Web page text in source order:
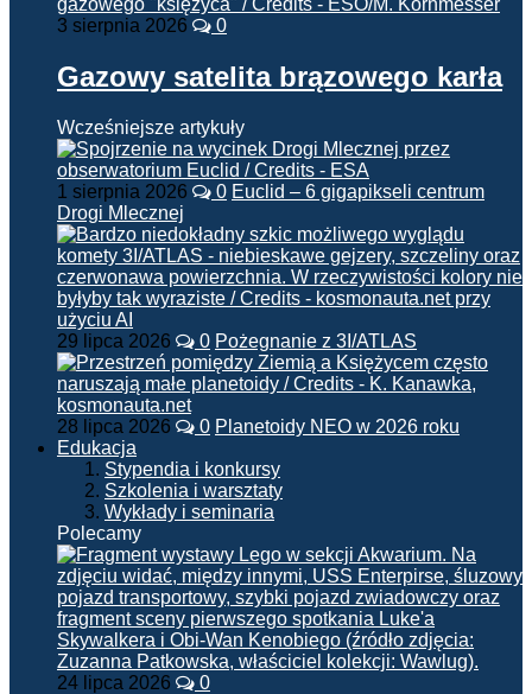
3 sierpnia 2026 0
Gazowy satelita brązowego karła
Wcześniejsze artykuły
1 sierpnia 2026 0 Euclid – 6 gigapikseli centrum
Drogi Mlecznej
29 lipca 2026 0 Pożegnanie z 3I/ATLAS
28 lipca 2026 0 Planetoidy NEO w 2026 roku
Edukacja
Stypendia i konkursy
Szkolenia i warsztaty
Wykłady i seminaria
Polecamy
24 lipca 2026 0